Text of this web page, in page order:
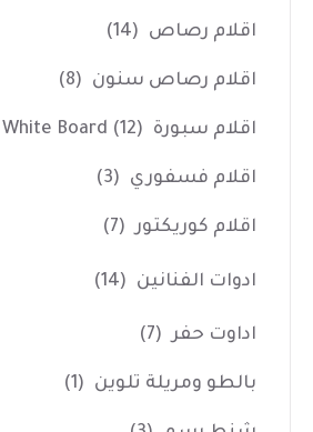
اقلام رصاص (14)
اقلام رصاص سنون (8)
اقلام سبورة White Board (12)
اقلام فسفوري (3)
اقلام كوريكتور (7)
ادوات الفنانين (14)
اداوت حفر (7)
بالطو ومريلة تلوين (1)